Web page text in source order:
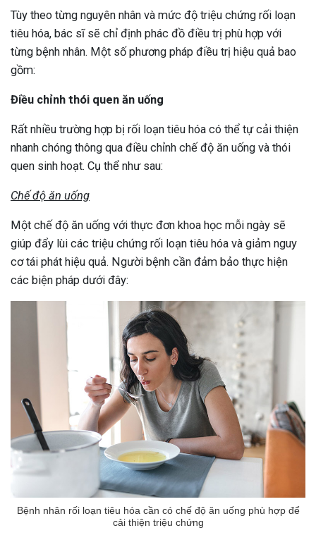
Tùy theo từng nguyên nhân và mức độ triệu chứng rối loạn
tiêu hóa, bác sĩ sẽ chỉ định phác đồ điều trị phù hợp với
từng bệnh nhân. Một số phương pháp điều trị hiệu quả bao
gồm:
Điều chỉnh thói quen ăn uống
Rất nhiều trường hợp bị rối loạn tiêu hóa có thể tự cải thiện
nhanh chóng thông qua điều chỉnh chế độ ăn uống và thói
quen sinh hoạt. Cụ thể như sau:
Chế độ ăn uống
Một chế độ ăn uống với thực đơn khoa học mỗi ngày sẽ
giúp đẩy lùi các triệu chứng rối loạn tiêu hóa và giảm nguy
cơ tái phát hiệu quả. Người bệnh cần đảm bảo thực hiện
các biện pháp dưới đây:
Bệnh nhân rối loạn tiêu hóa cần có chế độ ăn uống phù hợp để
cải thiện triệu chứng